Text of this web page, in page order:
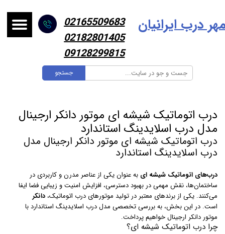
جستجو
درب ایرانیان
02165509683
02182801405
09128299815
درب اتوماتیک شیشه ای موتور دانکر ارجینال
مدل درب اسلایدینگ استاندارد
درب اتوماتیک شیشه ای موتور دانکر ارجینال مدل
درب اسلایدینگ استاندارد
درب‌های اتوماتیک شیشه ای به عنوان یکی از عناصر مدرن و کاربردی در
ساختمان‌ها، نقش مهمی در بهبود دسترسی، افزایش امنیت و زیبایی فضا ایفا
می‌کنند. یکی از برندهای معتبر در تولید موتورهای درب اتوماتیک، دانکر
است. در این بخش، به بررسی تخصصی مدل درب اسلایدینگ استاندارد با
موتور دانکر ارجینال خواهیم پرداخت.
چرا درب اتوماتیک شیشه ای؟